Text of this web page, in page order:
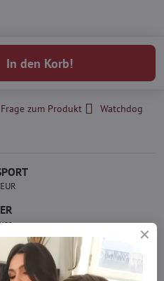
In den Korb!
Frage zum Produkt
Watchdog